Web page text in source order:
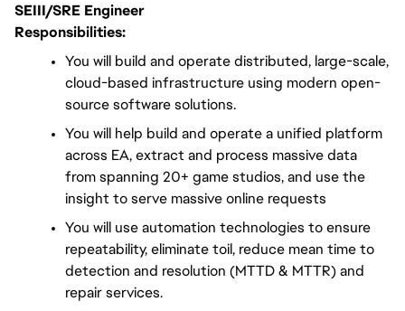
SEIII/SRE Engineer
Responsibilities:
You will build and operate distributed, large-scale,
cloud-based infrastructure using modern open-
source software solutions.
You will help build and operate a unified platform
across EA, extract and process massive data
from spanning 20+ game studios, and use the
insight to serve massive online requests
You will use automation technologies to ensure
repeatability, eliminate toil, reduce mean time to
detection and resolution (MTTD & MTTR) and
repair services.